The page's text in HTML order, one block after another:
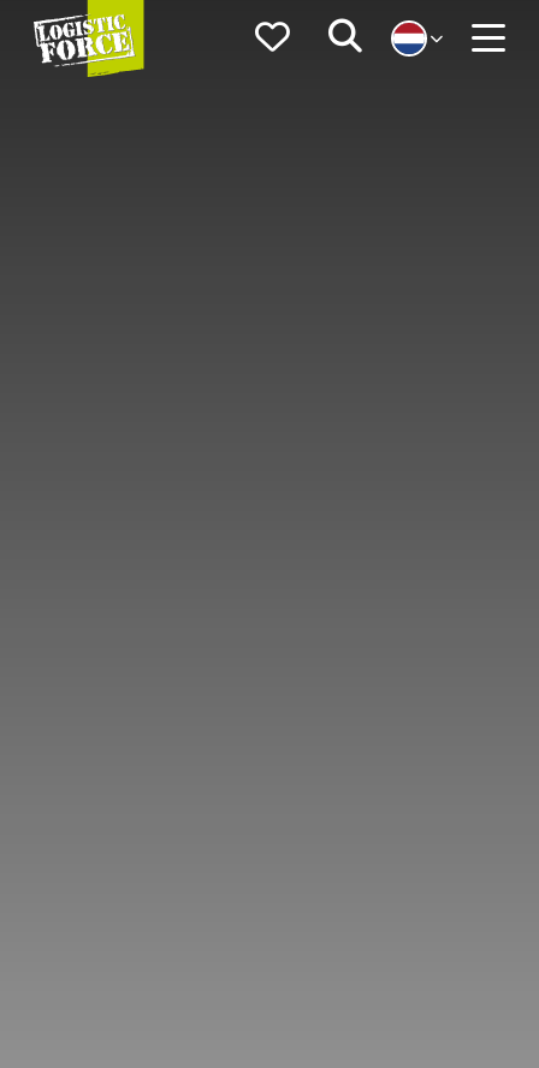
Logistic
Force
FavorietenZoeken